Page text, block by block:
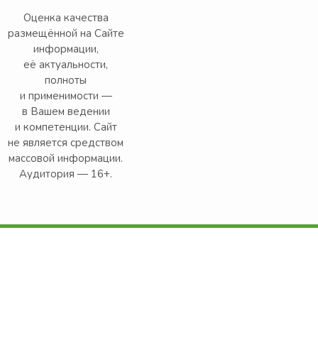
Оценка качества
размещённой на Сайте
информации,
её актуальности,
полноты
и применимости —
в Вашем ведении
и компетенции. Сайт
не является средством
массовой информации.
Аудитория — 16+.